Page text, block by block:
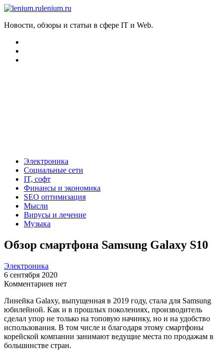
lenium.ru
Новости, обзоры и статьи в сфере IT и Web.
Электроника
Социальные сети
IT, софт
Финансы и экономика
SEO оптимизация
Мысли
Вирусы и лечение
Музыка
Обзор смартфона Samsung Galaxy S10
Электроника
6 сентября 2020
Комментариев нет
Линейка Galaxy, выпущенная в 2019 году, стала для Samsung
юбилейной. Как и в прошлых поколениях, производитель
сделал упор не только на топовую начинку, но и на удобство
использования. В том числе и благодаря этому смартфоны
корейской компании занимают ведущие места по продажам в
большинстве стран.